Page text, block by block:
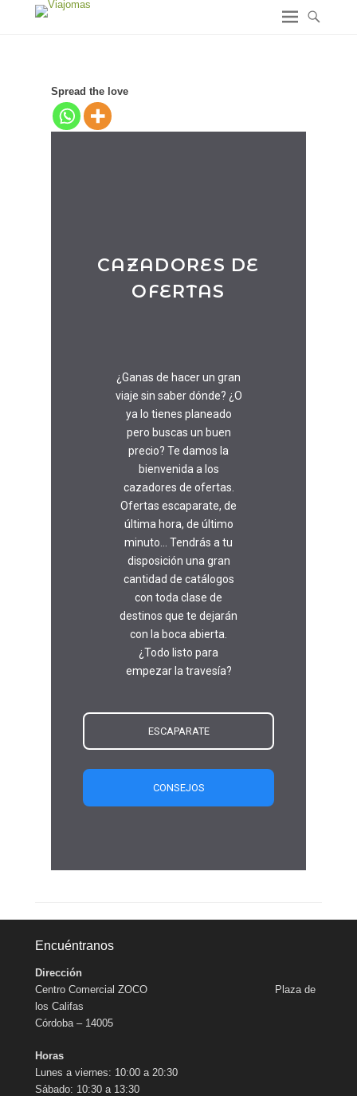
Spread the love
CAZADORES DE
OFERTAS
¿Ganas de hacer un gran
viaje sin saber dónde? ¿O
ya lo tienes planeado
pero buscas un buen
precio? Te damos la
bienvenida a los
cazadores de ofertas.
Ofertas escaparate, de
última hora, de último
minuto… Tendrás a tu
disposición una gran
cantidad de catálogos
con toda clase de
destinos que te dejarán
con la boca abierta.
¿Todo listo para
empezar la travesía?
ESCAPARATE
CONSEJOS
Encuéntranos
Dirección
Centro Comercial ZOCO Plaza de
los Califas
Córdoba – 14005
Horas
Lunes a viernes: 10:00 a 20:30
Sábado: 10:30 a 13:30